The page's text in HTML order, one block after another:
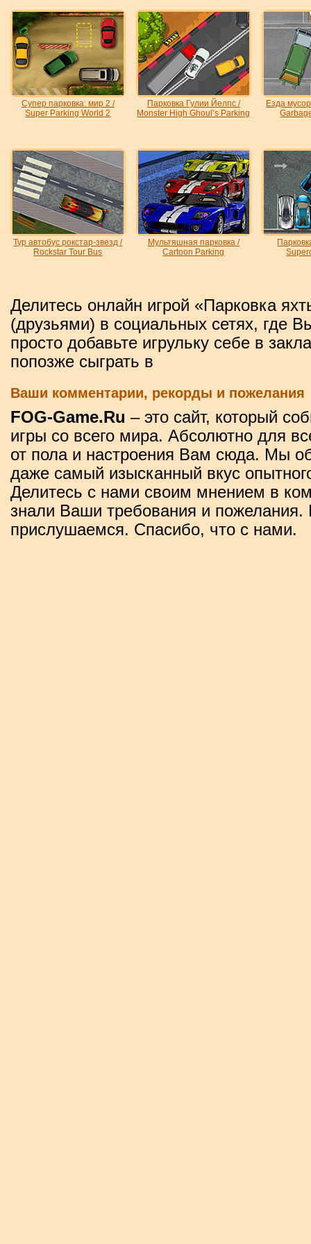
Супер парковка: мир 2 /
Super Parking World 2
Парковка Гулии Йелпс /
Monster High Ghoul’s Parking
Езда
Тур автобус рокстар-звезд /
Rockstar Tour Bus
Мультяшная парковка /
Cartoon Parking
Делитесь онлайн игрой «Парковка
(друзьями) в социальных сетях, где
просто добавьте игрульку себе в
попозже сыграть в
Ваши комментарии, рекорды и пожелания
FOG-Game.Ru – это сайт, который
игры со всего мира. Абсолютно для
от пола и настроения Вам сюда. Мы
даже самый изысканный вкус
Делитесь с нами своим мнением в
знали Ваши требования и
прислушаемся. Спасибо, что с нами.